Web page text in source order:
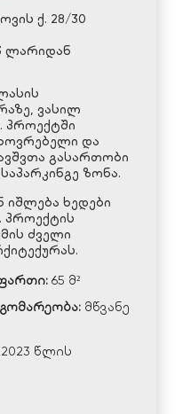
ქ. 28/30
ლარიდან
ვასილ
პროექტში
და
გასართობი
ზონა.
ხედები
პროექტის
ძველი
: 65 მ²
: მწვანე
2023 წლის